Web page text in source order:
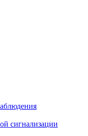
сигнализации